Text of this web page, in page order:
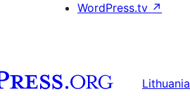
WordPress.tv ↗
Lithuania